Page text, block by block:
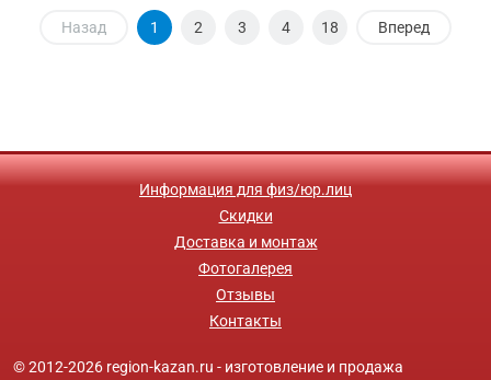
Назад 1 2 3 4 18 Вперед
Информация для физ/юр.лиц
Скидки
Доставка и монтаж
Фотогалерея
Отзывы
Контакты
© 2012-2026 region-kazan.ru - изготовление и продажа